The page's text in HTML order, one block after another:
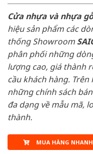
Cửa nhựa và nhựa
hiệu sản phẩm các
thống Showroom
phân phối những
lượng cao, giá thành
cầu khách hàng. Trên
những chính sách
đa dạng về mẫu mã,
thành.
MUA HÀNG NHANH